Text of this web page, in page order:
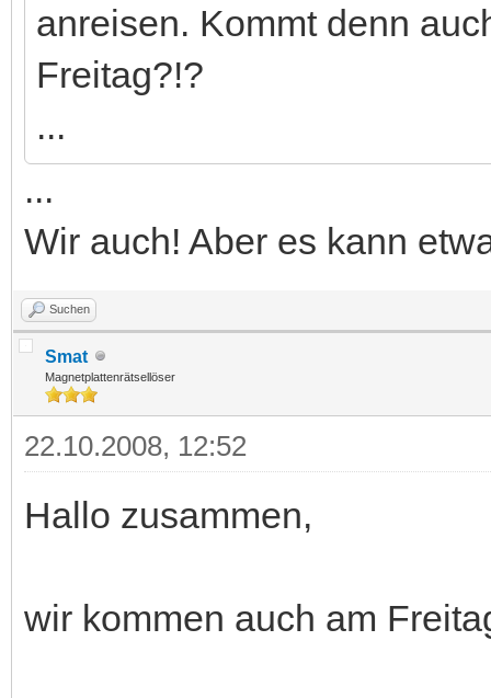
anreisen. Kommt denn
Freitag?!?
...
...
Wir auch! Aber es kann
Suchen
Smat
Magnetplattenrätsellöser
22.10.2008, 12:52
Hallo zusammen,
wir kommen auch am